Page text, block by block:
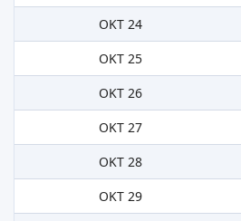
OKT 24
OKT 25
OKT 26
OKT 27
OKT 28
OKT 29